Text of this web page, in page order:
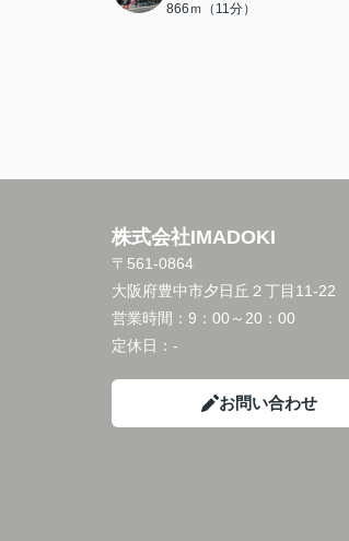
866ｍ（11分）
株式会社IMADOKI
〒561-0864
大阪府豊中市夕日丘２丁目11-22
営業時間： 9：00～20：00
定休日： -
お問い合わせ